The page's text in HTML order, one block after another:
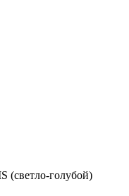
(светло-голубой)